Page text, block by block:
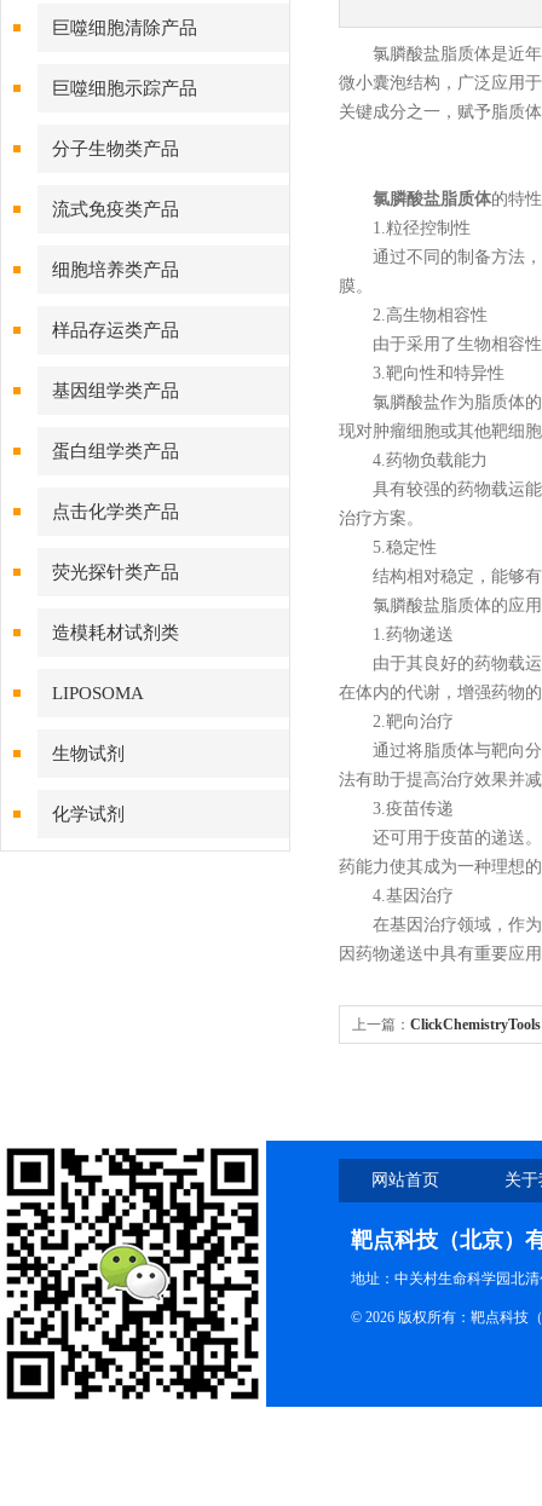
巨噬细胞清除产品
巨噬细胞示踪产品
分子生物类产品
流式免疫类产品
细胞培养类产品
样品存运类产品
基因组学类产品
蛋白组学类产品
点击化学类产品
荧光探针类产品
造模耗材试剂类
LIPOSOMA
生物试剂
化学试剂
氯膦酸盐脂质体是近年
微小囊泡结构，广泛应用
关键成分之一，赋予脂质
氯膦酸盐脂质体的特
1.粒径控制性
通过不同的制备方法，
膜。
2.高生物相容性
由于采用了生物相容性
3.靶向性和特异性
氯膦酸盐作为脂质体的
现对肿瘤细胞或其他靶细
4.药物负载能力
具有较强的药物载运能
治疗方案。
5.稳定性
结构相对稳定，能够有
氯膦酸盐脂质体的应
1.药物递送
由于其良好的药物载运
在体内的代谢，增强药物
2.靶向治疗
通过将脂质体与靶向分
法有助于提高治疗效果并
3.疫苗传递
还可用于疫苗的递送。
药能力使其成为一种理想
4.基因治疗
在基因治疗领域，作为
因药物递送中具有重要应
上一篇：
网站首页 关
靶点科技（北京）
地址：中关村生命科学园北
© 2026 版权所有：靶点科技